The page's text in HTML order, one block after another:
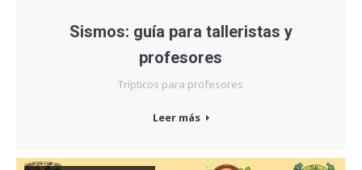
Sismos: guía para talleristas y
profesores
Trípticos para profesores
Leer más